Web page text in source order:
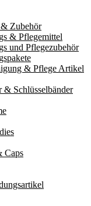
Zubehör
& Pflegemittel
und Pflegezubehör
& Pflege Artikel
& Schlüsselbänder
Caps